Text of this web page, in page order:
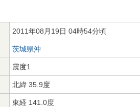
2011年08月19日 04時54分頃
茨城県沖
震度1
北緯 35.9度
東経 141.0度